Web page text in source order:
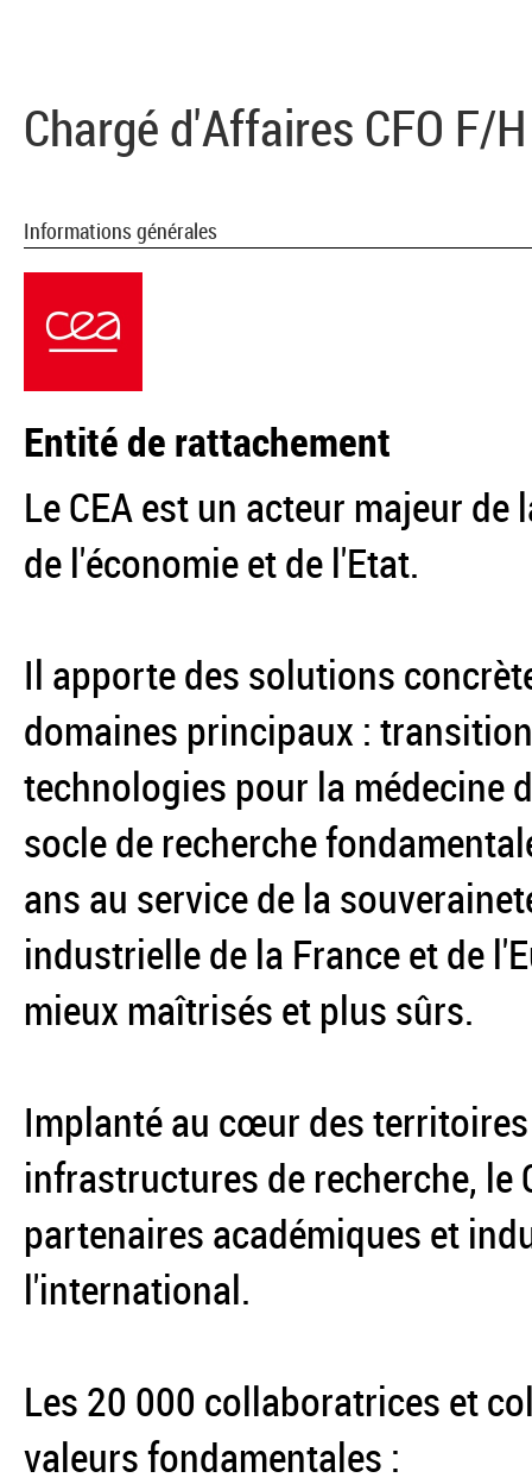
Chargé d'Affaires CFO F/H
Informations générales
Entité de rattachement
Le CEA est un acteur majeur
de l'économie et de l'Etat.
Il apporte des solutions
domaines principaux :
technologies pour la médecine
socle de recherche
ans au service de la
industrielle de la France et de
mieux maîtrisés et plus sûrs.
Implanté au cœur des
infrastructures de recherche, le
partenaires académiques et
l'international.
Les 20 000 collaboratrices et
valeurs fondamentales :